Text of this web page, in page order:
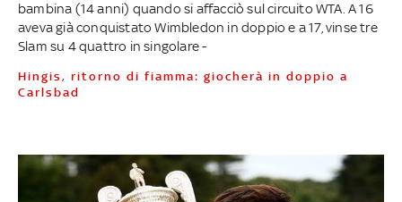
bambina (14 anni) quando si affacciò sul circuito WTA. A 16
aveva già conquistato Wimbledon in doppio e a 17, vinse tre
Slam su 4 quattro in singolare -
Hingis, ritorno di fiamma: giocherà in doppio a
Carlsbad